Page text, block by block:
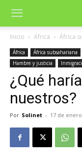
Inicio África África
África África subsahariana
Hambre y justicia
¿Qué
nuestros?
Por Solinet - 17 de